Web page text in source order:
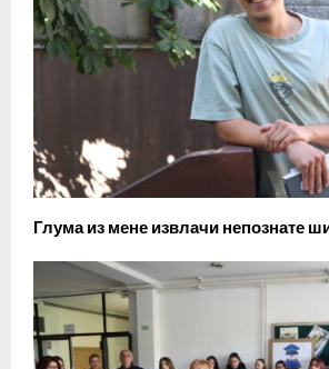
Глума из мене извлачи непознате